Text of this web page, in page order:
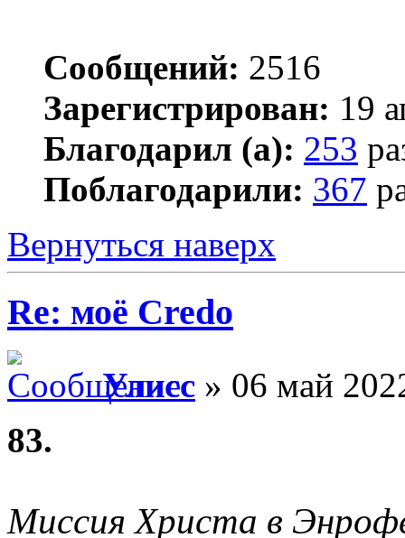
Сообщений: 2516
Зарегистрирован: 19
Благодарил (а): 253
Поблагодарили: 367
Вернуться наверх
Re: моё Сredo
Улисс » 06 май
83.
Миссия Христа в